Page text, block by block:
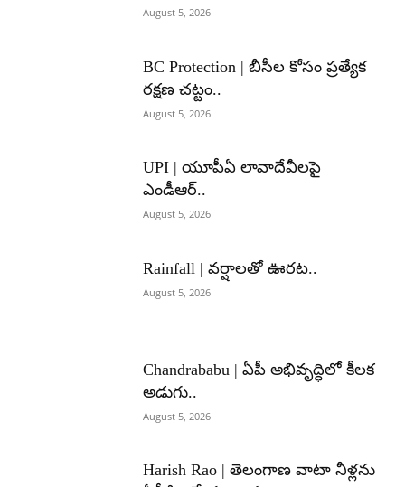
August 5, 2026
BC Protection | బీసీల కోసం ప్రత్యేక
రక్షణ చట్టం..
August 5, 2026
UPI | యూపీఏ లావాదేవీలపై
ఎండీఆర్..
August 5, 2026
Rainfall | వర్షాలతో ఊరట..
August 5, 2026
Chandrababu | ఏపీ అభివృద్ధిలో కీలక
అడుగు..
August 5, 2026
Harish Rao | తెలంగాణ వాటా నీళ్లను